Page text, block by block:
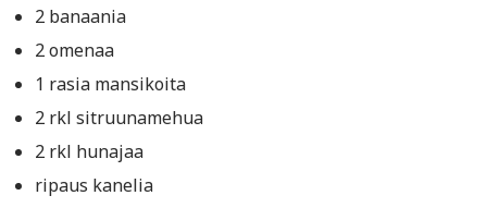
2 banaania
2 omenaa
1 rasia mansikoita
2 rkl sitruunamehua
2 rkl hunajaa
ripaus kanelia